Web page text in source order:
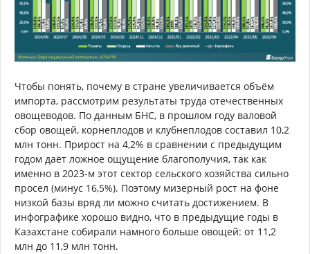
Чтобы понять, почему в стране увеличивается объём
импорта, рассмотрим результаты труда отечественных
овощеводов. По данным БНС, в прошлом году валовой
сбор овощей, корнеплодов и клубнеплодов составил 10,2
млн тонн. Прирост на 4,2% в сравнении с предыдущим
годом даёт ложное ощущение благополучия, так как
именно в 2023-м этот сектор сельского хозяйства сильно
просел (минус 16,5%). Поэтому мизерный рост на фоне
низкой базы вряд ли можно считать достижением. В
инфографике хорошо видно, что в предыдущие годы в
Казахстане собирали намного больше овощей: от 11,2
млн до 11,9 млн тонн.